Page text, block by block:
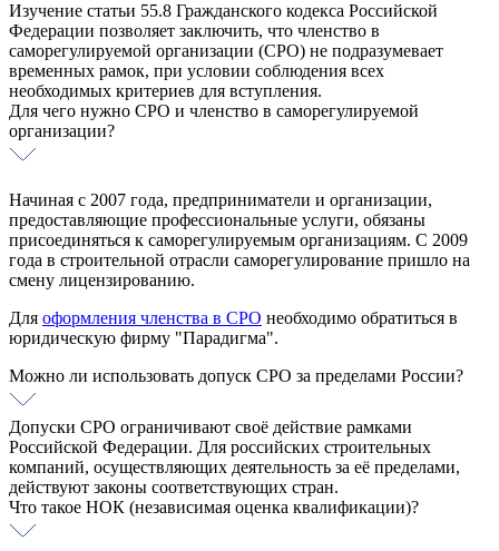
Изучение статьи 55.8 Гражданского кодекса Российской
Федерации позволяет заключить, что членство в
саморегулируемой организации (СРО) не подразумевает
временных рамок, при условии соблюдения всех
необходимых критериев для вступления.
Для чего нужно СРО и членство в саморегулируемой
организации?
Начиная с 2007 года, предприниматели и организации,
предоставляющие профессиональные услуги, обязаны
присоединяться к саморегулируемым организациям. С 2009
года в строительной отрасли саморегулирование пришло на
смену лицензированию.
Для оформления членства в СРО необходимо обратиться в
юридическую фирму "Парадигма".
Можно ли использовать допуск СРО за пределами России?
Допуски СРО ограничивают своё действие рамками
Российской Федерации. Для российских строительных
компаний, осуществляющих деятельность за её пределами,
действуют законы соответствующих стран.
Что такое НОК (независимая оценка квалификации)?